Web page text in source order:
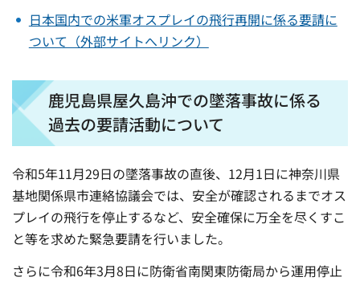
日本国内での米軍オスプレイの飛行再開に係る要請に
ついて（外部サイトへリンク）
鹿児島県屋久島沖での墜落事故に係る
過去の要請活動について
令和5年11月29日の墜落事故の直後、12月1日に神奈川県
基地関係県市連絡協議会では、安全が確認されるまでオス
プレイの飛行を停止するなど、安全確保に万全を尽くすこ
と等を求めた緊急要請を行いました。
さらに令和6年3月8日に防衛省南関東防衛局から運用停止